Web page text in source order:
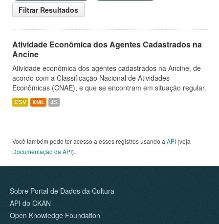
Filtrar Resultados
Atividade Econômica dos Agentes Cadastrados na
Ancine
Atividade econômica dos agentes cadastrados na Ancine, de
acordo com a Classificação Nacional de Atividades
Econômicas (CNAE), e que se encontram em situação regular.
CSV XML JS
Você também pode ter acesso a esses registros usando a API (veja
Documentação da API).
Sobre Portal de Dados da Cultura
API do CKAN
Open Knowledge Foundation